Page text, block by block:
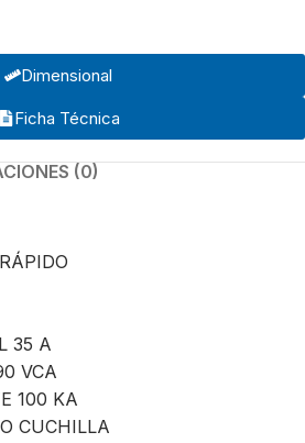
Dimensional
Ficha Técnica
(0)
35 A
VCA
100 KA
CUCHILLA